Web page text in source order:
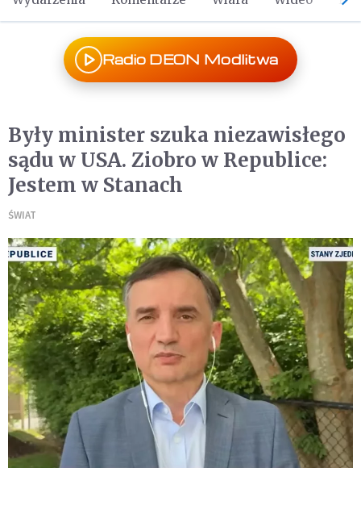
Radio DEON Modlitwa
Były minister szuka niezawisłego
sądu w USA. Ziobro w Republice:
Jestem w Stanach
ŚWIAT